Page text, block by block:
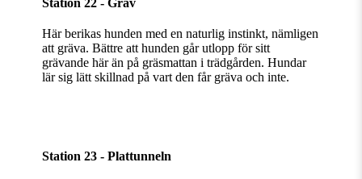
Station 22 - Gräv
Här berikas hunden med en naturlig instinkt, nämligen
att gräva. Bättre att hunden går utlopp för sitt
grävande här än på gräsmattan i trädgården. Hundar
lär sig lätt skillnad på vart den får gräva och inte.
Station 23 - Plattunneln